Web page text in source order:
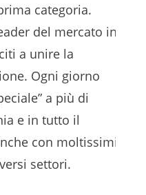
categoria.
del mercato in
a unire la
Ogni giorno
a più di
e in tutto il
con moltissimi
settori.